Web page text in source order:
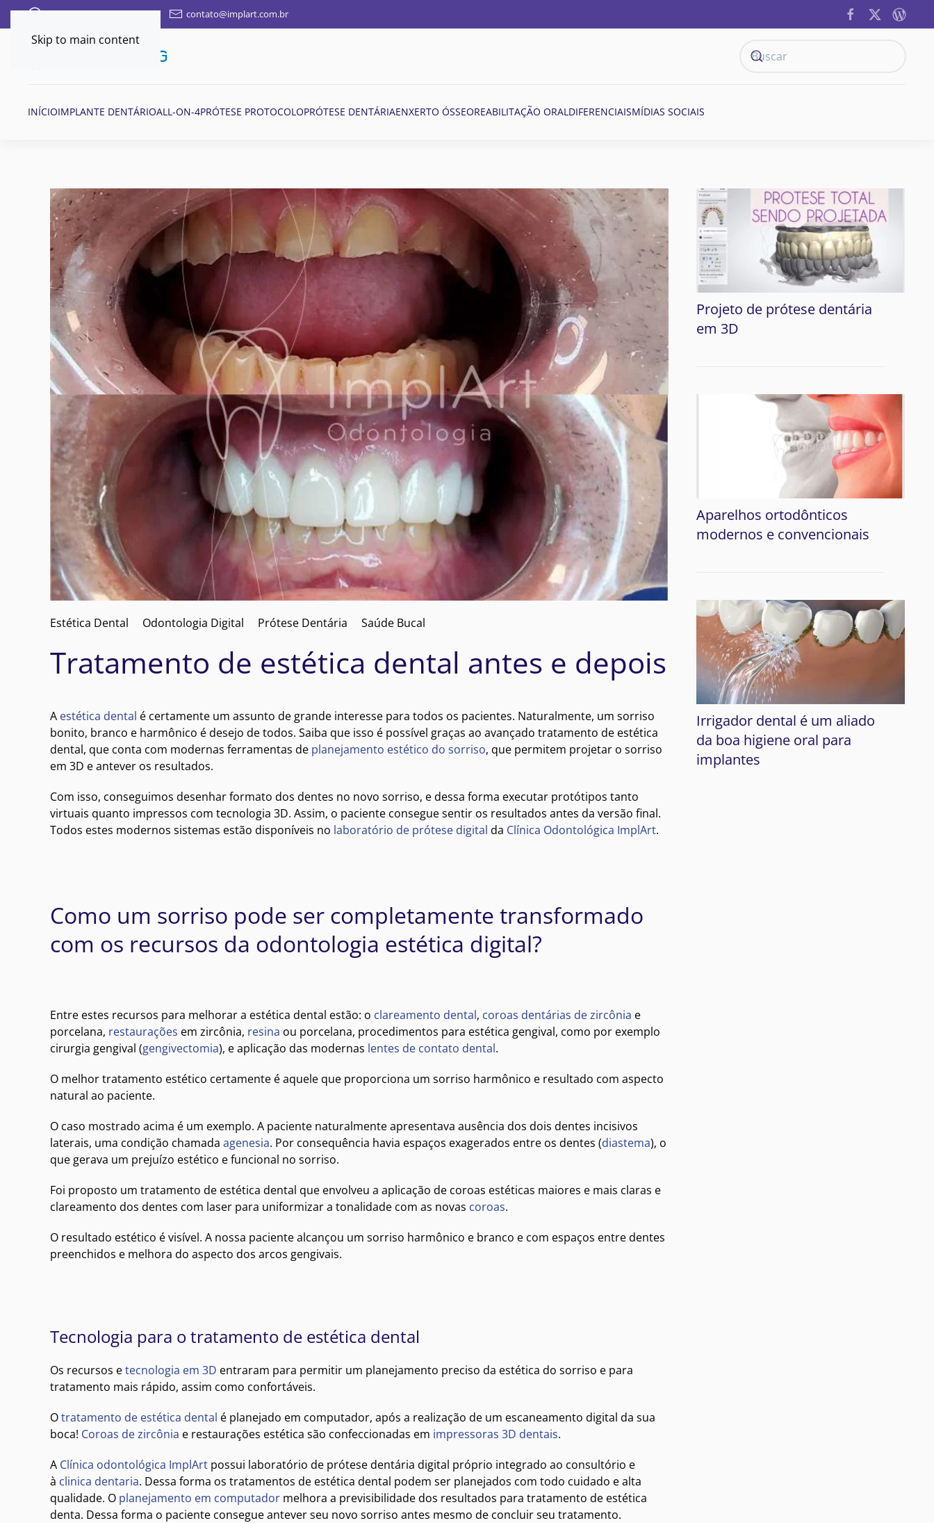
Skip to main content
FALE AQUI POR WHATSAPP contato@implart.com.br
INÍCIOIMPLANTE DENTÁRIOALL-ON-4PRÓTESE PROTOCOLOPRÓTESE DENTÁRIAENXERTO ÓSSEOREABILITAÇÃO ORALDIFERENCIAISMÍDIAS SOCIAIS
Estética Dental Odontologia Digital Prótese Dentária Saúde Bucal
Tratamento de estética dental antes e depois
A estética dental é certamente um assunto de grande interesse para todos os pacientes. Naturalmente, um sorriso
bonito, branco e harmônico é desejo de todos. Saiba que isso é possível graças ao avançado tratamento de estética
dental, que conta com modernas ferramentas de planejamento estético do sorriso, que permitem projetar o sorriso
em 3D e antever os resultados.
Com isso, conseguimos desenhar formato dos dentes no novo sorriso, e dessa forma executar protótipos tanto
virtuais quanto impressos com tecnologia 3D. Assim, o paciente consegue sentir os resultados antes da versão final.
Todos estes modernos sistemas estão disponíveis no laboratório de prótese digital da Clínica Odontológica ImplArt.
Como um sorriso pode ser completamente transformado
com os recursos da odontologia estética digital?
Entre estes recursos para melhorar a estética dental estão: o clareamento dental, coroas dentárias de zircônia e
porcelana, restaurações em zircônia, resina ou porcelana, procedimentos para estética gengival, como por exemplo
cirurgia gengival (gengivectomia), e aplicação das modernas lentes de contato dental.
O melhor tratamento estético certamente é aquele que proporciona um sorriso harmônico e resultado com aspecto
natural ao paciente.
O caso mostrado acima é um exemplo. A paciente naturalmente apresentava ausência dos dois dentes incisivos
laterais, uma condição chamada agenesia. Por consequência havia espaços exagerados entre os dentes (diastema), o
que gerava um prejuízo estético e funcional no sorriso.
Foi proposto um tratamento de estética dental que envolveu a aplicação de coroas estéticas maiores e mais claras e
clareamento dos dentes com laser para uniformizar a tonalidade com as novas coroas.
O resultado estético é visível. A nossa paciente alcançou um sorriso harmônico e branco e com espaços entre dentes
preenchidos e melhora do aspecto dos arcos gengivais.
Tecnologia para o tratamento de estética dental
Os recursos etecnologia em 3D entraram para permitir um planejamento preciso da estética do sorriso e para
tratamento mais rápido, assim como confortáveis.
Otratamento de estética dental é planejado em computador, após a realização de um escaneamento digital da sua
boca! Coroas de zircônia e restaurações estética são confeccionadas em impressoras 3D dentais.
A Clínica odontológica ImplArt possui laboratório de prótese dentária digital próprio integrado ao consultório e
à clinica dentaria. Dessa forma os tratamentos de estética dental podem ser planejados com todo cuidado e alta
qualidade. O planejamento em computador melhora a previsibilidade dos resultados para tratamento de estética
denta. Dessa forma o paciente consegue antever seu novo sorriso antes mesmo de concluir seu tratamento.
Projeto de prótese dentária
em 3D
Aparelhos ortodônticos
modernos e convencionais
Irrigador dental é um aliado
da boa higiene oral para
implantes